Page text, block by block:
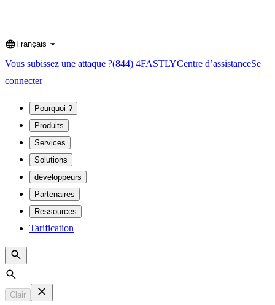
Language
Français
Vous subissez une attaque ?(844) 4FASTLYCentre d’assistanceSe
connecter
Pourquoi ?
Produits
Services
Solutions
développeurs
Partenaires
Ressources
Tarification
Search
Clair